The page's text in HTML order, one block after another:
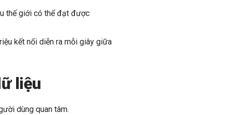
thế giới có thể đạt được
kết nối diễn ra mỗi giây giữa
liệu
dùng quan tâm.